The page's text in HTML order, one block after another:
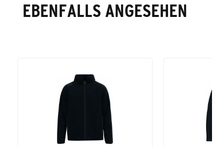
EBENFALLS ANGESEHEN